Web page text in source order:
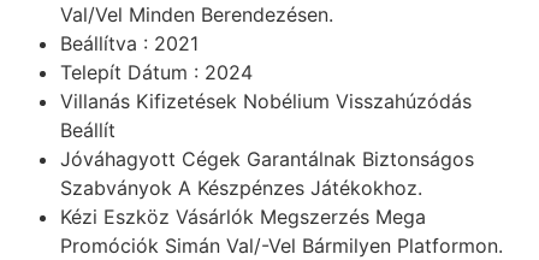
Val/Vel Minden Berendezésen.
Beállítva : 2021
Telepít Dátum : 2024
Villanás Kifizetések Nobélium Visszahúzódás
Beállít
Jóváhagyott Cégek Garantálnak Biztonságos
Szabványok A Készpénzes Játékokhoz.
Kézi Eszköz Vásárlók Megszerzés Mega
Promóciók Simán Val/-Vel Bármilyen Platformon.